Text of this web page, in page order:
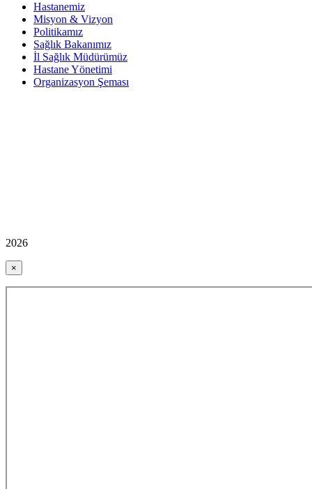
Hastanemiz
Misyon & Vizyon
Politikamız
Sağlık Bakanımız
İl Sağlık Müdürümüz
Hastane Yönetimi
Organizasyon Şeması
2026
×